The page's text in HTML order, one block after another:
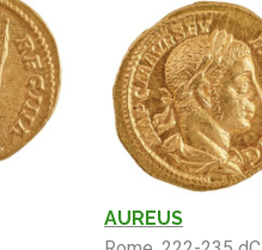
AUREUS